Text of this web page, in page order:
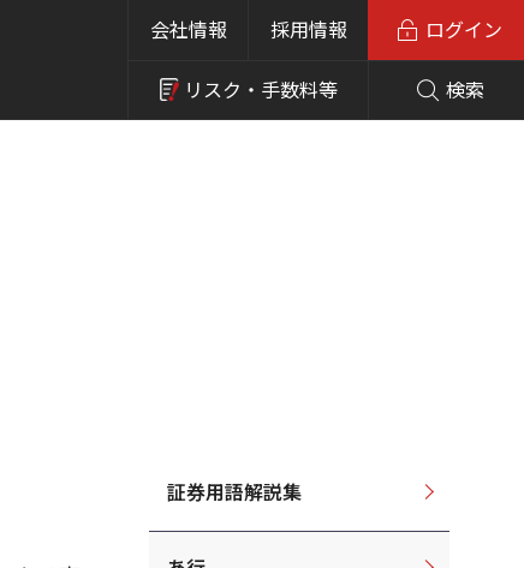
会社情報 採用情報
リスク・ 手数料等 検索
ログイン
証券用語解説集